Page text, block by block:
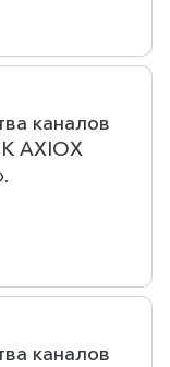
каналов
AXIOX
каналов